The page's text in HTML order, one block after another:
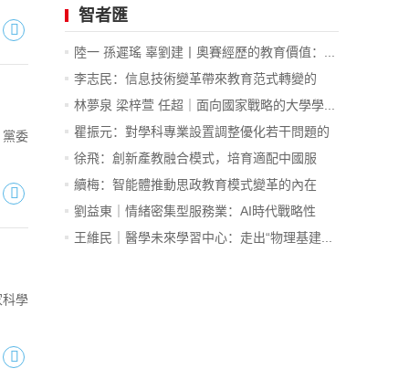
黨委
學
智者匯
陸一 孫遲瑤 辜劉建丨奧賽經歷的教育價值：...
李志民：信息技術變革帶來教育范式轉變的
內...
林夢泉 梁梓萱 任超｜面向國家戰略的大學學...
瞿振元：對學科專業設置調整優化若干問題的
認識
徐飛：創新產教融合模式，培育適配中國服
務...
續梅：智能體推動思政教育模式變革的內在
邏...
劉益東｜情緒密集型服務業：AI時代戰略性
新...
王維民｜醫學未來學習中心：走出“物理基建...